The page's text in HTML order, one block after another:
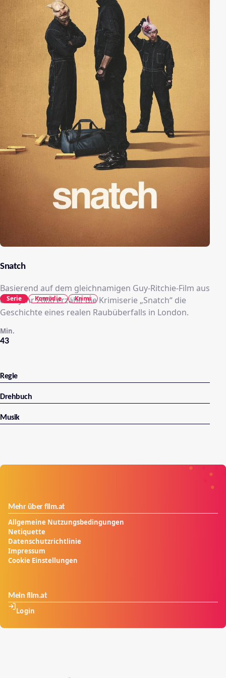
Snatch
Basierend auf dem gleichnamigen Guy-Ritchie-Film aus
dem Jahr 2000 erzählt die Krimiserie „Snatch“ die
Geschichte eines realen Raubüberfalls in London.
43
Min.
Serie Komödie Krimi
Regie
Drehbuch
Musik
Mehr über film.at
Allgemeine Nutzungsbedingungen
Netiquette
Datenschutzrichtlinie
Impressum
Cookie Einstellungen
Mein film.at
Login